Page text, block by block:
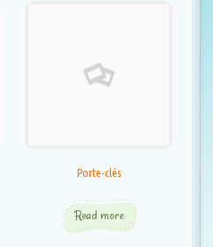
Porte-clés
Read more